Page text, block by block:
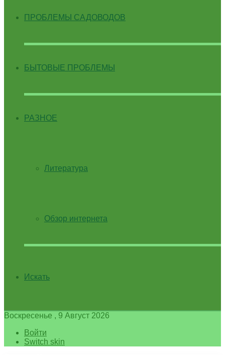
ПРОБЛЕМЫ САДОВОДОВ
БЫТОВЫЕ ПРОБЛЕМЫ
РАЗНОЕ
Литература
Обзор интернета
Искать
Воскресенье , 9 Август 2026
Войти
Switch skin